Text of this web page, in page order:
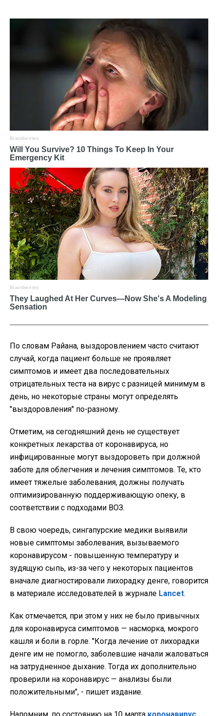
По словам Райана, выздоровлением часто считают
случай, когда пациент больше не проявляет
симптомов и имеет два последовательных
отрицательных теста на вирус с разницей минимум в
день, но некоторые страны могут определять
"выздоровления" по-разному.
Отметим, на сегодняшний день не существует
конкретных лекарства от коронавируса, но
инфицированные могут выздороветь при должной
заботе для облегчения и лечения симптомов. Те, кто
имеет тяжелые заболевания, должны получать
оптимизированную поддерживающую опеку, в
соответствии с подходами ВОЗ.
В свою чоередь, сингапурские медики выявили
новые симптомы заболевания, вызываемого
коронавирусом - повышенную температуру и
зудящую сыпь, из-за чего у некоторых пациентов
вначале диагностировали лихорадку денге, говорится
в материале исследователей в журнале Lancet.
Как отмечается, при этом у них не было привычных
для коронавируса симптомов — насморка, мокрого
кашля и боли в горле. "Когда лечение от лихорадки
денге им не помогло, заболевшие начали жаловаться
на затрудненное дыхание. Тогда их дополнительно
проверили на коронавирус — анализы были
положительными", - пишет издание.
Напомним, по состоянию на 10 марта коронавирус